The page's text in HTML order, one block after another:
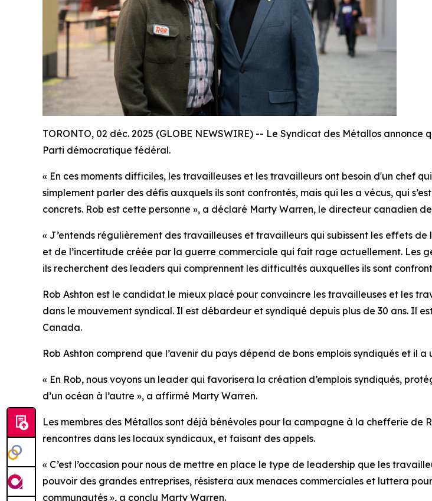
TORONTO, 02 déc. 2025 (GLOBE NEWSWIRE) -- Le Syndicat des Métallos
Parti démocratique fédéral.
« En ces moments difficiles, les travailleuses et les travailleurs ont besoin d'un chef
simplement parler des défis auxquels ils sont confrontés, mais qui les a vécus, qui
concrets. Rob est cette personne », a déclaré Marty Warren, le directeur canadien
« J’entends régulièrement des travailleuses et travailleurs qui subissent les effets
et de l’incertitude créée par la guerre commerciale qui fait rage actuellement. Les
ils recherchent des leaders qui comprennent les difficultés auxquelles ils sont
Rob Ashton est le candidat le mieux placé pour convaincre les travailleuses et les
dans le mouvement syndical. Il est débardeur et syndiqué depuis plus de 30 ans. Il
Canada.
Rob Ashton comprend que l’avenir du pays dépend de bons emplois syndiqués et il a
« En Rob, nous voyons un leader qui favorisera la création d’emplois syndiqués,
d’un océan à l’autre », a affirmé Marty Warren.
Les membres des Métallos sont déjà bénévoles pour la campagne à la chefferie de
rencontres dans les locaux syndicaux, et faisant des appels.
« C’est l’occasion pour nous de mettre en place le type de leadership que les
pouvoir des grandes entreprises, résistera aux menaces commerciales et luttera
communautés », a conclu Marty Warren.